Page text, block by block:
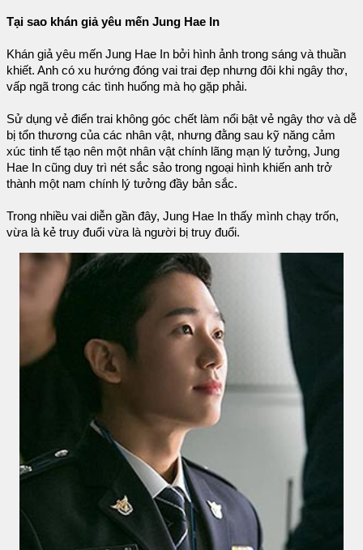
Tại sao khán giả yêu mến Jung Hae In
Khán giả yêu mến Jung Hae In bởi hình ảnh trong sáng và thuần
khiết. Anh có xu hướng đóng vai trai đẹp nhưng đôi khi ngây thơ,
vấp ngã trong các tình huống mà họ gặp phải.
Sử dụng vẻ điển trai không góc chết làm nổi bật vẻ ngây thơ và dễ
bị tổn thương của các nhân vật, nhưng đằng sau kỹ năng cảm
xúc tinh tế tạo nên một nhân vật chính lãng mạn lý tưởng, Jung
Hae In cũng duy trì nét sắc sảo trong ngoại hình khiến anh trở
thành một nam chính lý tưởng đầy bản sắc.
Trong nhiều vai diễn gần đây, Jung Hae In thấy mình chạy trốn,
vừa là kẻ truy đuổi vừa là người bị truy đuổi.